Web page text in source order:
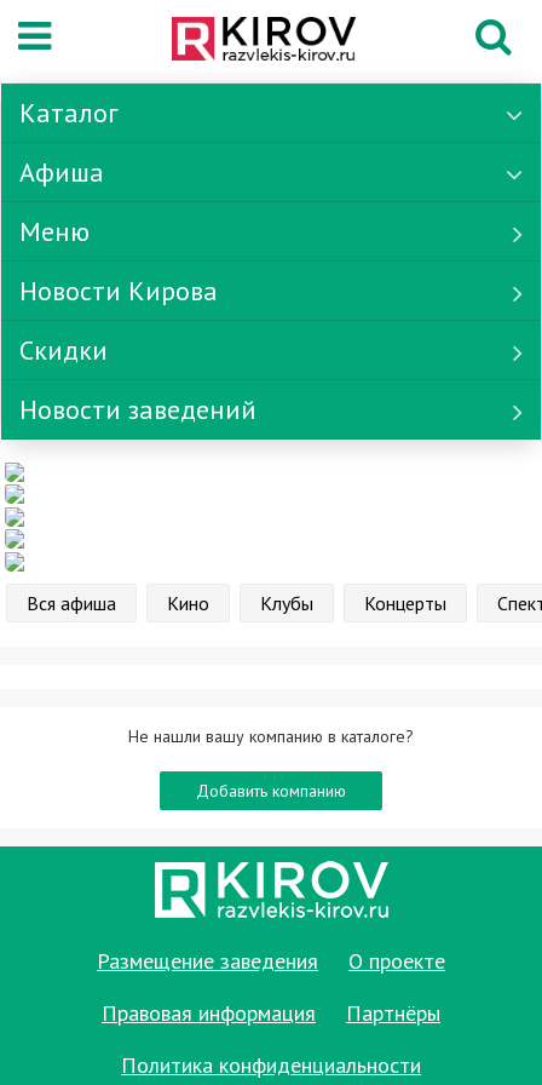
Каталог
Афиша
Меню
Новости Кирова
Скидки
Новости заведений
Вся афиша Кино Клубы Концерты
Не нашли вашу компанию в каталоге?
Добавить компанию
Размещение заведения
О проекте
Правовая информация
Партнёры
Политика конфиденциальности